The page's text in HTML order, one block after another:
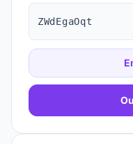
ZWdEgaOqt